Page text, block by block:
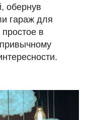
обернув
гараж для
в